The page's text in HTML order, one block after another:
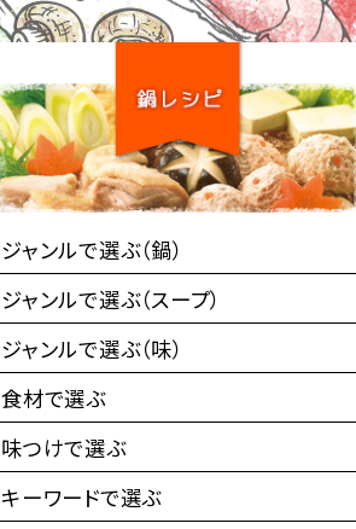
ジャンルで選ぶ（鍋）
ジャンルで選ぶ（スープ）
ジャンルで選ぶ（味）
食材で選ぶ
味つけで選ぶ
キーワードで選ぶ